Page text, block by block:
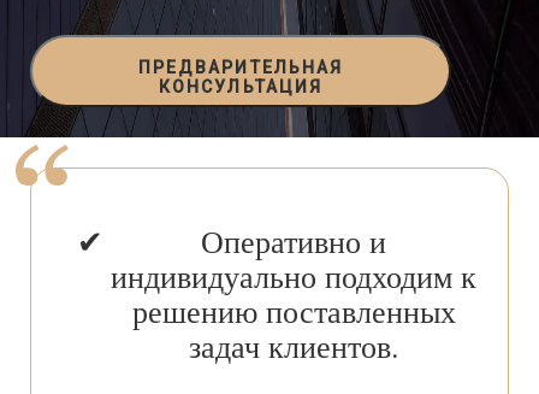
ПРЕДВАРИТЕЛЬНАЯ
КОНСУЛЬТАЦИЯ
Оперативно и
индивидуально подходим к
решению поставленных
задач клиентов.